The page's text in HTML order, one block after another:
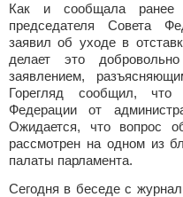
Как и сообщала ранее
председателя Совета
заявил об уходе в
делает это
заявлением,
Горегляд сообщил, что
Федерации от
Ожидается, что вопрос
рассмотрен на одном из
палаты парламента.
Сегодня в беседе с